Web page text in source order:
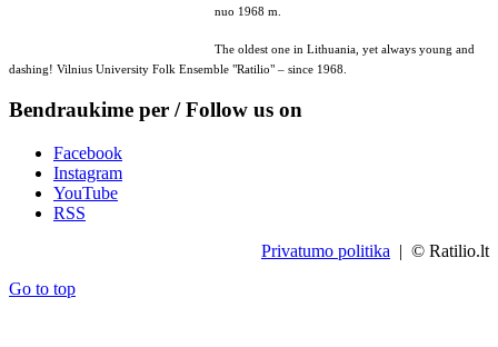
nuo 1968 m.
The oldest one in Lithuania, yet always young and
dashing! Vilnius University Folk Ensemble "Ratilio" – since 1968.
Bendraukime per / Follow us on
Facebook
Instagram
YouTube
RSS
Privatumo politika | © Ratilio.lt
Go to top